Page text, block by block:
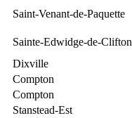
Saint-Venant-de-Paquette
Sainte-Edwidge-de-Clifton
Dixville
Compton
Compton
Stanstead-Est